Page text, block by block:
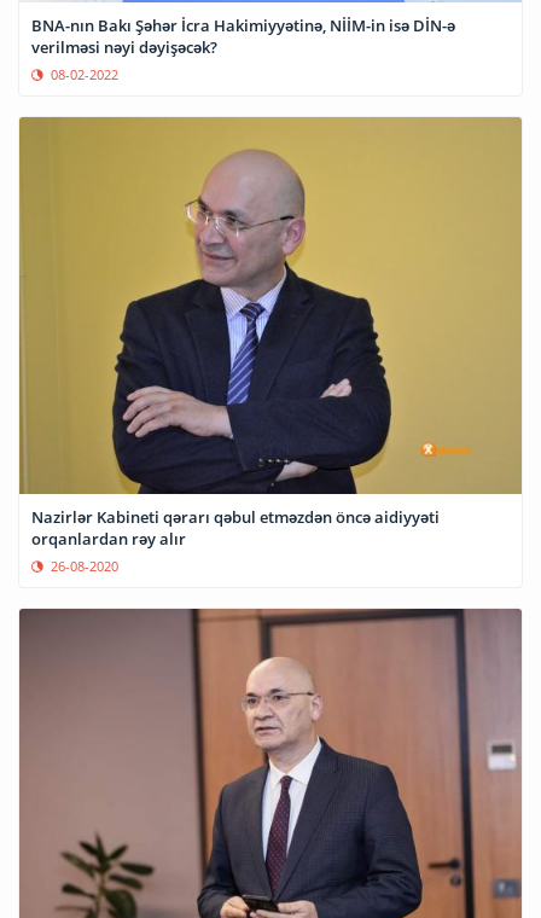
BNA-nın Bakı Şəhər İcra Hakimiyyətinə, NİİM-in isə DİN-ə
verilməsi nəyi dəyişəcək?
08-02-2022
Nazirlər Kabineti qərarı qəbul etməzdən öncə aidiyyəti
orqanlardan rəy alır
26-08-2020